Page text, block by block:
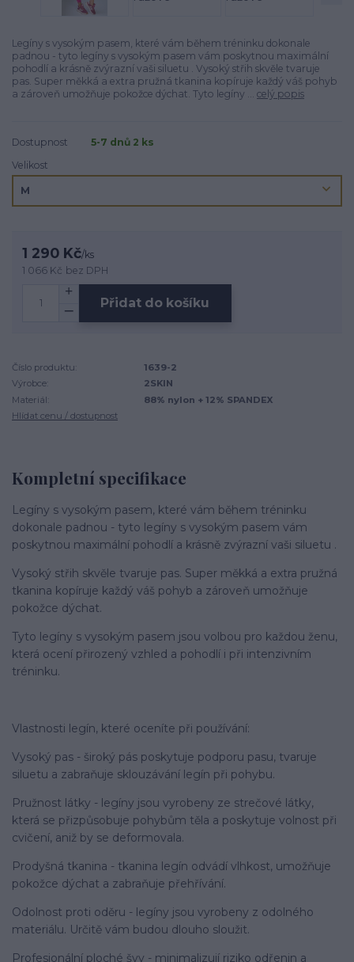
Legíny s vysokým pasem, které vám během tréninku dokonale
padnou - tyto legíny s vysokým pasem vám poskytnou maximální
pohodlí a krásně zvýrazní vaši siluetu . Vysoký střih skvěle tvaruje
pas. Super měkká a extra pružná tkanina kopíruje každý váš pohyb
a zároveň umožňuje pokožce dýchat. Tyto legíny ... celý popis
Dostupnost
5-7 dnů 2 ks
Velikost
1 290 Kč/ks
1 066 Kč bez DPH
Přidat do košíku
Číslo produktu:
1639-2
Výrobce:
2SKIN
Materiál:
88% nylon + 12% SPANDEX
Hlídat cenu / dostupnost
Kompletní specifikace
Legíny s vysokým pasem, které vám během tréninku
dokonale padnou - tyto legíny s vysokým pasem vám
poskytnou maximální pohodlí a krásně zvýrazní vaši siluetu .
Vysoký střih skvěle tvaruje pas. Super měkká a extra pružná
tkanina kopíruje každý váš pohyb a zároveň umožňuje
pokožce dýchat.
Tyto legíny s vysokým pasem jsou volbou pro každou ženu,
která ocení přirozený vzhled a pohodlí i při intenzivním
tréninku.
Vlastnosti legín, které oceníte při používání:
Vysoký pas - široký pás poskytuje podporu pasu, tvaruje
siluetu a zabraňuje sklouzávání legín při pohybu.
Pružnost látky - legíny jsou vyrobeny ze strečové látky,
která se přizpůsobuje pohybům těla a poskytuje volnost při
cvičení, aniž by se deformovala.
Prodyšná tkanina - tkanina legín odvádí vlhkost, umožňuje
pokožce dýchat a zabraňuje přehřívání.
Odolnost proti oděru - legíny jsou vyrobeny z odolného
materiálu. Určitě vám budou dlouho sloužit.
Profesionální ploché švy - minimalizují riziko odřenin a